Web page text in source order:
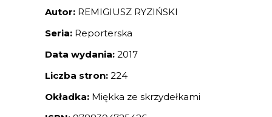
Autor: REMIGIUSZ RYZIŃSKI
Seria: Reporterska
Data wydania: 2017
Liczba stron: 224
Okładka: Miękka ze skrzydełkami